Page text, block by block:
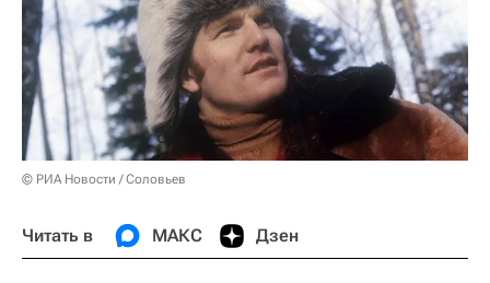
© РИА Новости / Соловьев
Читать в МАКС Дзен